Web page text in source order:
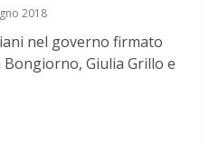
2018
nel governo firmato
Bongiorno, Giulia Grillo e